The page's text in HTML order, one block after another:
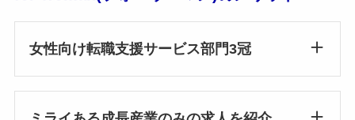
女性向け転職支援サービス部門3冠